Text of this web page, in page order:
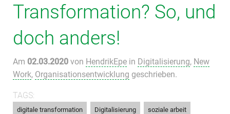
Transformation? So, und
doch anders!
Am 02.03.2020 von HendrikEpe in Digitalisierung, New
Work, Organisationsentwicklung geschrieben.
TAGS:
digitale transformation Digitalisierung soziale arbeit